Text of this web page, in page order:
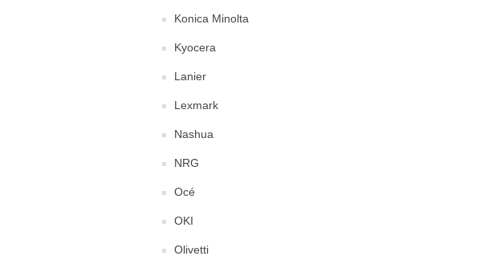
Konica Minolta
Kyocera
Lanier
Lexmark
Nashua
NRG
Océ
OKI
Olivetti